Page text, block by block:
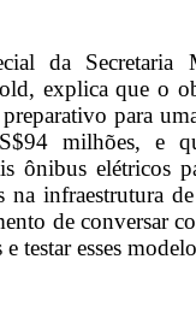
da
explica que o
para
milhões, e
ônibus elétricos
na infraestrutura
de conversar
testar esses